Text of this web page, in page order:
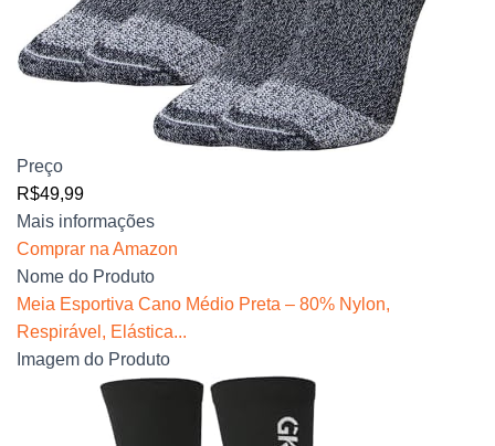
Preço
R$49,99
Mais informações
Comprar na Amazon
Nome do Produto
Meia Esportiva Cano Médio Preta – 80% Nylon,
Respirável, Elástica...
Imagem do Produto